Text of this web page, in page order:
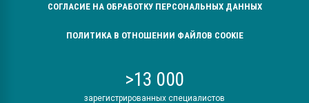
СОГЛАСИЕ НА ОБРАБОТКУ ПЕРСОНАЛЬНЫХ ДАННЫХ
ПОЛИТИКА В ОТНОШЕНИИ ФАЙЛОВ COOKIE
>13 000
зарегистрированных специалистов